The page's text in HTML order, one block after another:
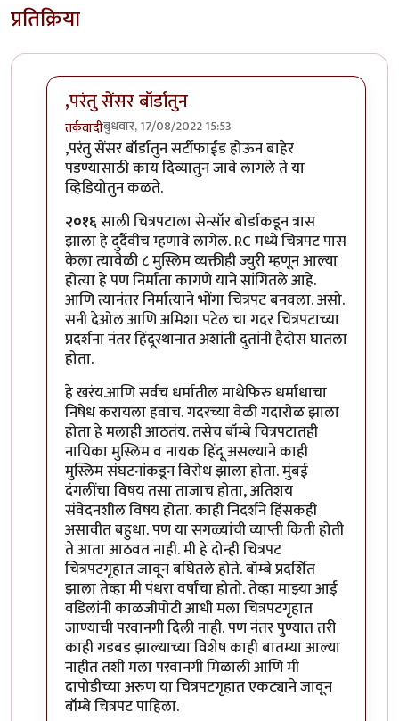
प्रतिक्रिया
,परंतु सेंसर बॉर्डातुन
तर्कवादीबुधवार, 17/08/2022 15:53
In reply toमिपावरच्या किती लोकांनीby
,परंतु सेंसर बॉर्डातुन सर्टीफाईड होऊन बाहेर
पडण्यासाठी काय दिव्यातुन जावे लागले ते या
व्हिडियोतुन कळते.
२०१६साली चित्रपटाला सेन्सॉर बोर्डाकडून त्रास
झाला हे दुर्दैवीच म्हणावे लागेल. RC मध्ये चित्रपट पास
केला त्यावेळी ८ मुस्लिम व्यक्तीही ज्युरी म्हणून आल्या
होत्या हे पण निर्माता कागणे याने सांगितले आहे.
आणि त्यानंतर निर्मात्याने भोंगा चित्रपट बनवला. असो.
सनी देओल आणि अमिशा पटेल चा गदर चित्रपटाच्या
प्रदर्शना नंतर हिंदूस्थानात अशांती दुतांनी हैदोस घातला
होता.
हे खरंय.आणि सर्वच धर्मातील माथेफिरु धर्मांधाचा
निषेध करायला हवाच. गदरच्या वेळी गदारोळ झाला
होता हे मलाही आठतंय. तसेच बॉम्बे चित्रपटातही
नायिका मुस्लिम व नायक हिंदू असल्याने काही
मुस्लिम संघटनांकडून विरोध झाला होता. मुंबई
दंगलींचा विषय तसा ताजाच होता, अतिशय
संवेदनशील विषय होता. काही निदर्शने हिंसकही
असावीत बहुधा. पण या सगळ्यांची व्याप्ती किती होती
ते आता आठवत नाही. मी हे दोन्ही चित्रपट
चित्रपटगृहात जावून बघितले होते. बॉम्बे प्रदर्शित
झाला तेव्हा मी पंधरा वर्षांचा होतो. तेव्हा माझ्या आई
वडिलांनी काळजीपोटी आधी मला चित्रपटगृहात
जाण्याची परवानगी दिली नाही. पण नंतर पुण्यात तरी
काही गडबड झाल्याच्या विशेष काही बातम्या आल्या
नाहीत तशी मला परवानगी मिळाली आणि मी
दापोडीच्या अरुण या चित्रपटगृहात एकट्याने जावून
बॉम्बे चित्रपट पाहिला.